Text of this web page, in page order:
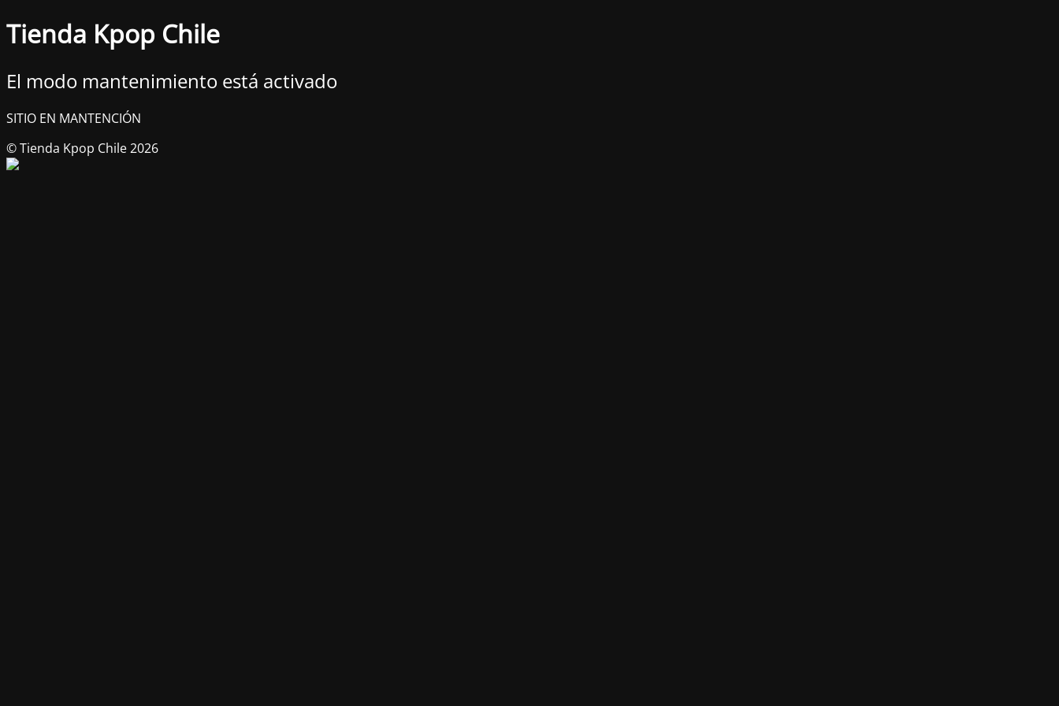
Tienda Kpop Chile
El modo mantenimiento está activado
SITIO EN MANTENCIÓN
© Tienda Kpop Chile 2026